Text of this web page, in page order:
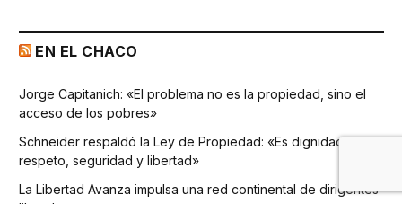
EN EL CHACO
Jorge Capitanich: «El problema no es la propiedad, sino el
acceso de los pobres»
Schneider respaldó la Ley de Propiedad: «Es dignidad,
respeto, seguridad y libertad»
La Libertad Avanza impulsa una red continental de dirigentes